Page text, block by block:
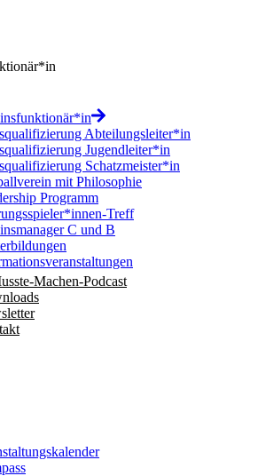
Abteilungsleiter*in
Jugendleiter*in
Schatzmeister*in
mit Philosophie
Programm
Treff
C und B
Machen-Podcast